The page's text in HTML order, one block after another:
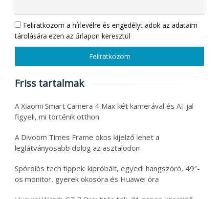
Feliratkozom a hírlevélre és engedélyt adok az adataim
tárolására ezen az űrlapon keresztül
Friss tartalmak
A Xiaomi Smart Camera 4 Max két kamerával és AI-jal
figyeli, mi történik otthon
A Divoom Times Frame okos kijelző lehet a
leglátványosabb dolog az asztalodon
Spórolós tech tippek: kipróbált, egyedi hangszóró, 49″-
os monitor, gyerek okosóra és Huawei óra